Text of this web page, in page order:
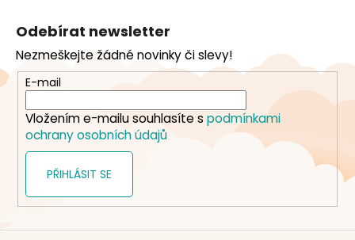
a
t
Odebírat newsletter
Nezmeškejte žádné novinky či slevy!
E-mail
Vložením e-mailu souhlasíte s podmínkami
ochrany osobních údajů
PŘIHLÁSIT SE